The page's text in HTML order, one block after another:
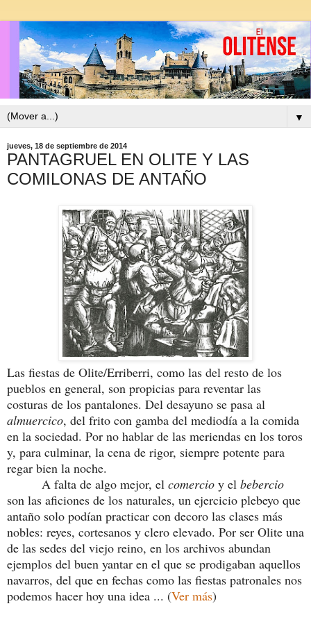
▼
jueves, 18 de septiembre de 2014
PANTAGRUEL EN OLITE Y LAS
COMILONAS DE ANTAÑO
Las fiestas de Olite/Erriberri, como las del resto de los
pueblos en general, son propicias para reventar las
costuras de los pantalones. Del desayuno se pasa al
almuercico, del frito con gamba del mediodía a la comida
en la sociedad. Por no hablar de las meriendas en los toros
y, para culminar, la cena de rigor, siempre potente para
regar bien la noche.
A falta de algo mejor, el comercio y el bebercio
son las aficiones de los naturales, un ejercicio plebeyo que
antaño solo podían practicar con decoro las clases más
nobles: reyes, cortesanos y clero elevado. Por ser Olite una
de las sedes del viejo reino, en los archivos abundan
ejemplos del buen yantar en el que se prodigaban aquellos
navarros, del que en fechas como las fiestas patronales nos
podemos hacer hoy una idea ... (Ver más)